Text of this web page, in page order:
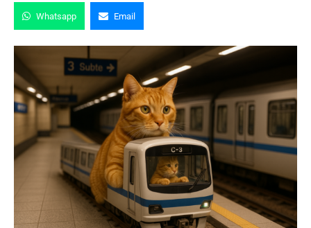
Whatsapp Email